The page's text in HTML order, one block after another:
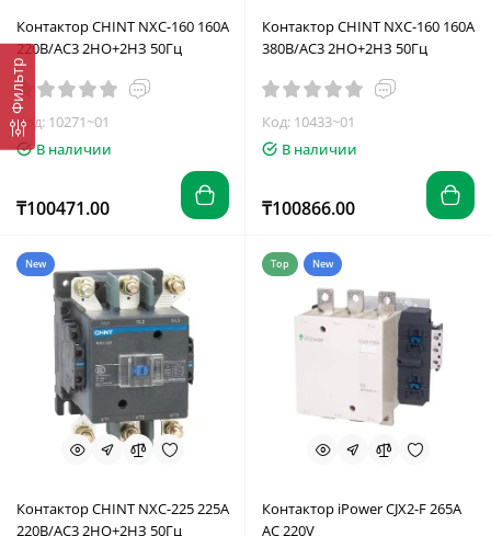
Фильтр
Контактор CHINT NXC-160 160A
220В/АС3 2НО+2НЗ 50Гц
Код: 10271~01
В наличии
₸100471.00
Контактор CHINT NXC-160 160A
380В/АС3 2НО+2НЗ 50Гц
Код: 10433~01
В наличии
₸100866.00
New
Контактор CHINT NXC-225 225A
220В/АС3 2НО+2НЗ 50Гц
Top New
Контактор iPower CJX2-F 265A
AC 220V